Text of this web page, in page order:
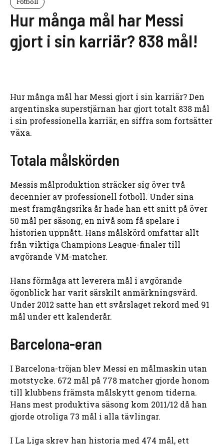
Hur många mål har Messi
gjort i sin karriär? 838 mål!
Hur många mål har Messi gjort i sin karriär? Den
argentinska superstjärnan har gjort totalt 838 mål
i sin professionella karriär, en siffra som fortsätter
växa.
Totala målskörden
Messis målproduktion sträcker sig över två
decennier av professionell fotboll. Under sina
mest framgångsrika år hade han ett snitt på över
50 mål per säsong, en nivå som få spelare i
historien uppnått. Hans målskörd omfattar allt
från viktiga Champions League-finaler till
avgörande VM-matcher.
Hans förmåga att leverera mål i avgörande
ögonblick har varit särskilt anmärkningsvärd.
Under 2012 satte han ett svårslaget rekord med 91
mål under ett kalenderår.
Barcelona-eran
I Barcelona-tröjan blev Messi en målmaskin utan
motstycke. 672 mål på 778 matcher gjorde honom
till klubbens främsta målskytt genom tiderna.
Hans mest produktiva säsong kom 2011/12 då han
gjorde otroliga 73 mål i alla tävlingar.
I La Liga skrev han historia med 474 mål, ett